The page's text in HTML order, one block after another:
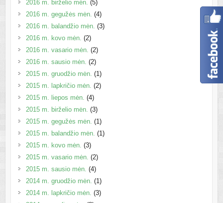
2016 m. birželio mėn. (5)
2016 m. gegužės mėn. (4)
2016 m. balandžio mėn. (3)
2016 m. kovo mėn. (2)
2016 m. vasario mėn. (2)
2016 m. sausio mėn. (2)
2015 m. gruodžio mėn. (1)
2015 m. lapkričio mėn. (2)
2015 m. liepos mėn. (4)
2015 m. birželio mėn. (3)
2015 m. gegužės mėn. (1)
2015 m. balandžio mėn. (1)
2015 m. kovo mėn. (3)
2015 m. vasario mėn. (2)
2015 m. sausio mėn. (4)
2014 m. gruodžio mėn. (1)
2014 m. lapkričio mėn. (3)